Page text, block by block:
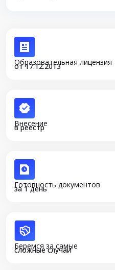
Образовательная лицензия
от 17.12.2013
Внесение
в реестр
Готовность документов
за 1 день
Беремся за самые
сложные случаи